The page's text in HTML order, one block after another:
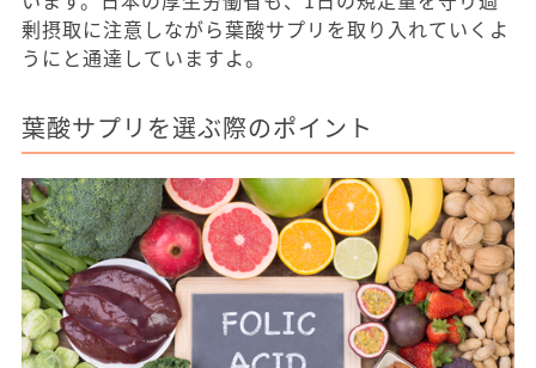
剰摂取に注意しながら葉酸サプリを取り入れていくよ
うにと通達していますよ。
葉酸サプリを選ぶ際のポイント